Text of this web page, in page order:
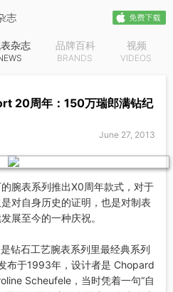
杂志 品牌百科
BRANDS
视频
VIDEOS
20周年：150万瑞郎满钻纪
June 27, 2013
腕表系列推出X0周年款式，对于
对自身历史的证明，也是对制表
展至今的一种庆祝。
钻石工艺腕表系列里最经典系列
布于1993年，设计者是 Chopard
Scheufele，当时凭着一句“自